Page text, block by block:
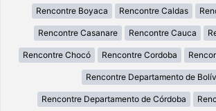
Rencontre Boyaca Rencontre Caldas
Rencontre Casanare Rencontre Cauca
Rencontre Chocó Rencontre Cordoba
Rencontre Departamento de
Rencontre Departamento de Córdoba